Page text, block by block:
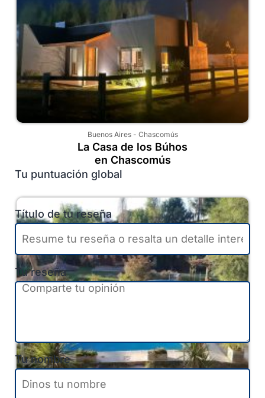
Buenos Aires- Chascomús
La Casa de los Búhos
en Chascomús
Tu puntuación global
Título de tu reseña
Tu reseña
Tu nombre